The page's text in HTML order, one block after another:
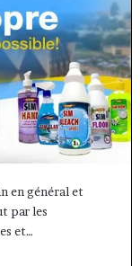
en général et
par les
et…